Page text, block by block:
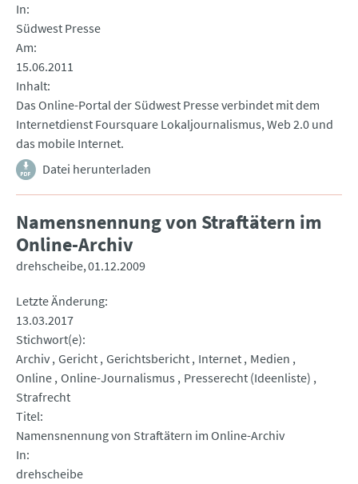
In
Südwest Presse
Am
15.06.2011
Inhalt
Das Online-Portal der Südwest Presse verbindet mit dem
Internetdienst Foursquare Lokaljournalismus, Web 2.0 und
das mobile Internet.
Datei herunterladen
Namensnennung von Straftätern im
Online-Archiv
drehscheibe 01.12.2009
Letzte Änderung
13.03.2017
Stichwort(e)
Archiv Gericht Gerichtsbericht Internet Medien
Online Online-Journalismus
Presserecht (Ideenliste)
Strafrecht
Titel
Namensnennung von Straftätern im Online-Archiv
In
drehscheibe